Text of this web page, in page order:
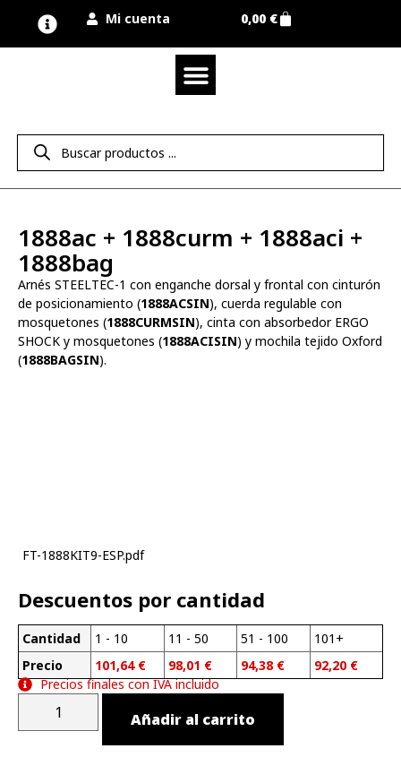
Mi cuenta 0,00 €
1888ac + 1888curm + 1888aci +
1888bag
Arnés STEELTEC-1 con enganche dorsal y frontal con cinturón
de posicionamiento (1888ACSIN), cuerda regulable con
mosquetones (1888CURMSIN), cinta con absorbedor ERGO
SHOCK y mosquetones (1888ACISIN) y mochila tejido Oxford
(1888BAGSIN).
FT-1888KIT9-ESP.pdf
Descuentos por cantidad
Cantidad
Precio
1 - 10
101,64 €
11 - 50
98,01 €
51 - 100
94,38 €
101+
92,20 €
Precios finales con IVA incluido
Añadir al carrito